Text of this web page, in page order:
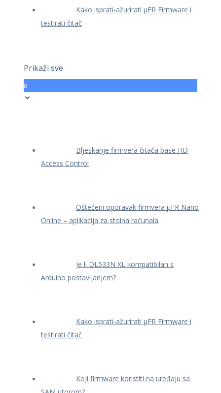
Kako isprati-ažurirati μFR Firmware i
testirati čitač
Prikaži sve
8
Bljeskanje firmvera čitača base HD
Access Control
Oštećeni oporavak firmvera μFR Nano
Online – aplikacija za stolna računala
Je li DL533N XL kompatibilan s
Arduino postavljanjem?
Kako isprati-ažurirati μFR Firmware i
testirati čitač
Koji firmware koristiti na uređaju sa